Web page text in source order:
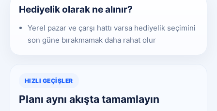
Hediyelik olarak ne alınır?
Yerel pazar ve çarşı hattı varsa hediyelik seçimini
son güne bırakmamak daha rahat olur
HIZLI GEÇIŞLER
Planı aynı akışta tamamlayın